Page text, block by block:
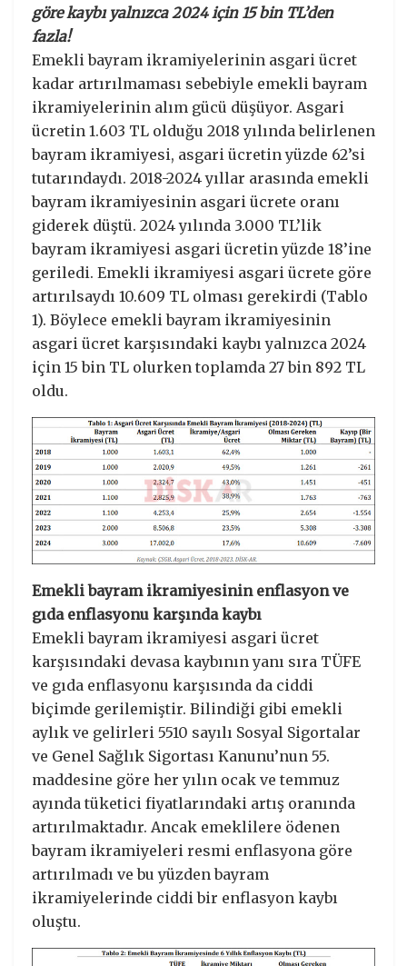
göre kaybı yalnızca 2024 için 15 bin TL’den
fazla!
Emekli bayram ikramiyelerinin asgari ücret
kadar artırılmaması sebebiyle emekli bayram
ikramiyelerinin alım gücü düşüyor. Asgari
ücretin 1.603 TL olduğu 2018 yılında belirlenen
bayram ikramiyesi, asgari ücretin yüzde 62’si
tutarındaydı. 2018-2024 yıllar arasında emekli
bayram ikramiyesinin asgari ücrete oranı
giderek düştü. 2024 yılında 3.000 TL’lik
bayram ikramiyesi asgari ücretin yüzde 18’ine
geriledi. Emekli ikramiyesi asgari ücrete göre
artırılsaydı 10.609 TL olması gerekirdi (Tablo
1). Böylece emekli bayram ikramiyesinin
asgari ücret karşısındaki kaybı yalnızca 2024
için 15 bin TL olurken toplamda 27 bin 892 TL
oldu.
Emekli bayram ikramiyesinin enflasyon ve
gıda enflasyonu karşında kaybı
Emekli bayram ikramiyesi asgari ücret
karşısındaki devasa kaybının yanı sıra TÜFE
ve gıda enflasyonu karşısında da ciddi
biçimde gerilemiştir. Bilindiği gibi emekli
aylık ve gelirleri 5510 sayılı Sosyal Sigortalar
ve Genel Sağlık Sigortası Kanunu’nun 55.
maddesine göre her yılın ocak ve temmuz
ayında tüketici fiyatlarındaki artış oranında
artırılmaktadır. Ancak emeklilere ödenen
bayram ikramiyeleri resmi enflasyona göre
artırılmadı ve bu yüzden bayram
ikramiyelerinde ciddi bir enflasyon kaybı
oluştu.